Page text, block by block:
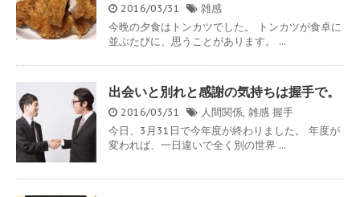
2016/03/31
雑感
今晩の夕食はトンカツでした。 トンカツが食卓に
並ぶたびに、思うことがあります。 ...
出会いと別れと感謝の気持ちは握手で。
2016/03/31 人間関係, 雑感 握手
今日、3月31日で今年度が終わりました。 年度が
変われば、一日違いで全く別の世界 ...